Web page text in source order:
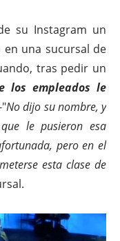
su Instagram un
una sucursal de
tras pedir un
los empleados le
"No dijo su nombre, y
le pusieron esa
pero en el
esta clase de